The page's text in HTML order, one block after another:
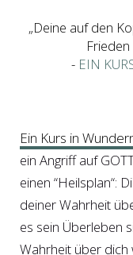
RSS FEED
„Deine auf den
- EIN
Ein Kurs in
ein Angriff auf
einen “Heilsplan“:
deiner Wahrheit
es sein Überleben
Wahrheit über dich